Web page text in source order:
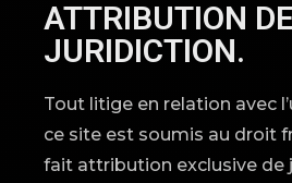
ATTRIBUTION DE
JURIDICTION.
Tout litige en relation avec
ce site est soumis au droit
fait attribution exclusive de